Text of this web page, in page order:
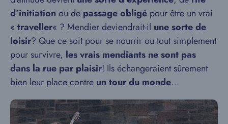
d’initiationou de passage obligé pour être un vrai
« traveller« ? Mendier deviendrait-il une sorte de
loisir? Que ce soit pour se nourrir ou tout simplement
pour survivre, les vrais mendiants ne sont pas
dans la rue par plaisir! Ils échangeraient sûrement
bien leur place contre un tour du monde…